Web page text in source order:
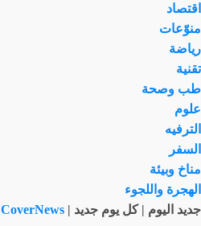
اقتصاد
منوّعات
رياضة
تقنية
طب وصحة
علوم
الترفيه
السفر
مناخ وبيئة
الهجرة واللجوء
جديد اليوم | كل يوم جديد |
CoverNews